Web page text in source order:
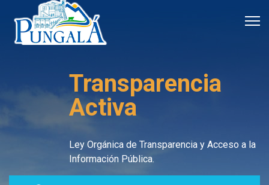
Transparencia
Activa
Ley Orgánica de Transparencia y Acceso a la
Información Pública.